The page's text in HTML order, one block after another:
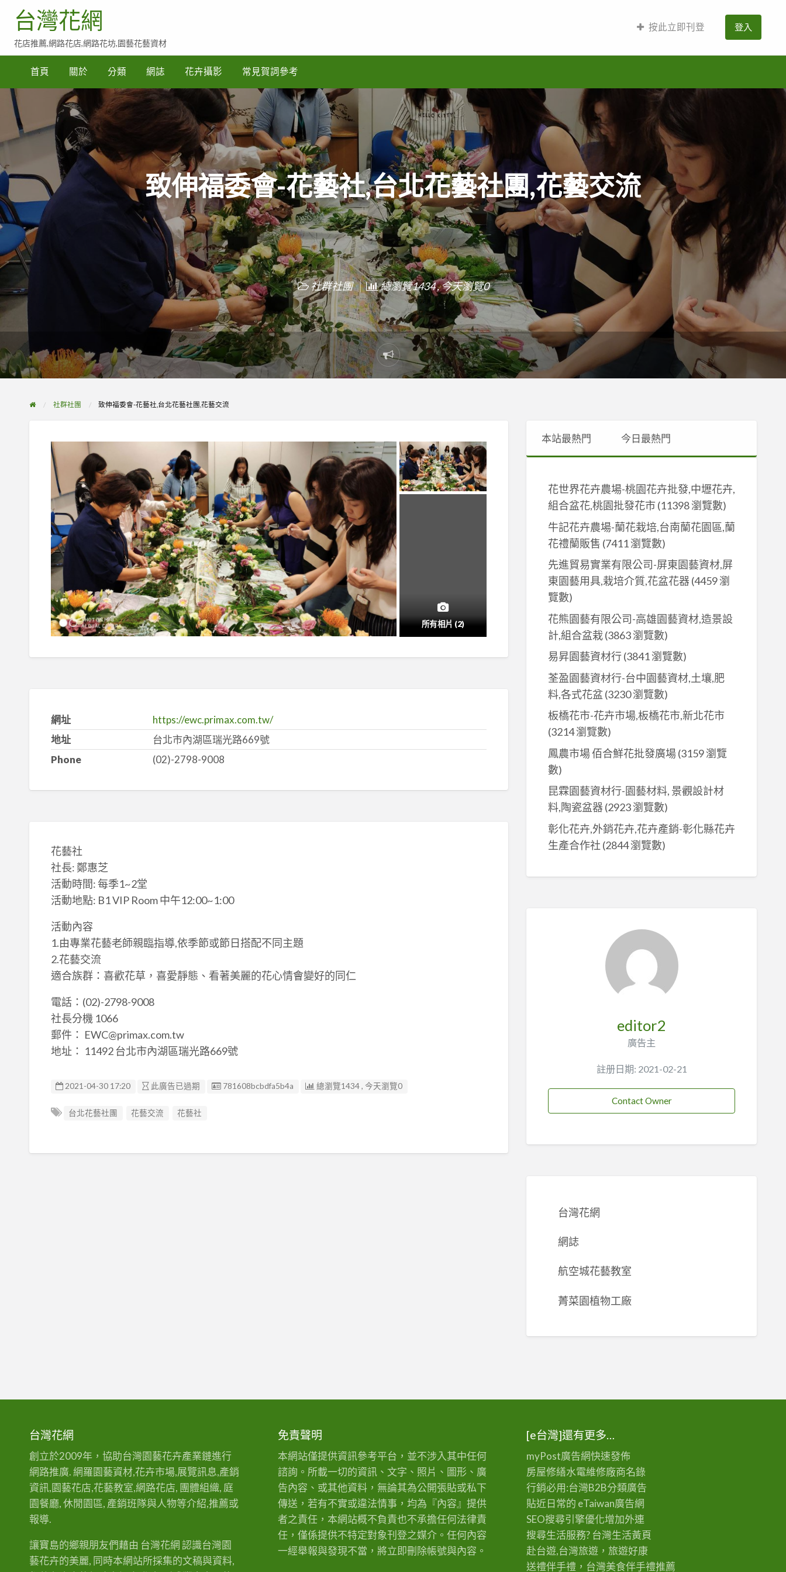
常
詞
參
考
台灣花網
花店推薦,網路花店,網路花坊,園藝花藝資材
按此立即刊登 登入
首頁 關於 分類 網誌 花卉攝影 常見賀詞參考
致伸福委會-花藝社,台北花藝社團,花藝交流
社群社團 總瀏覽1434 , 今天瀏覽0
Report
problem
社群社團 致伸福委會-花藝社,台北花藝社團,花藝交流
所有相片 (2)
網址
https://ewc.primax.com.tw/
地址
台北市內湖區瑞光路669號
Phone
(02)-2798-9008
花藝社
社長: 鄭惠芝
活動時間: 每季1~2堂
活動地點: B1 VIP Room 中午12:00~1:00
活動內容
1.由專業花藝老師親臨指導,依季節或節日搭配不同主題
2.花藝交流
適合族群：喜歡花草，喜愛靜態、看著美麗的花心情會變好的同仁
電話：(02)-2798-9008
社長分機 1066
郵件： EWC@primax.com.tw
地址： 11492 台北市內湖區瑞光路669號
2021-04-30 17:20 此廣告已過期 廣告编號
781608bcbdfa5b4a 總瀏覽1434 , 今天瀏覽0
台北花藝社團 花藝交流 花藝社
本站最熱門 今日最熱門
花世界花卉農場-桃園花卉批發,中壢花卉,
組合盆花,桃園批發花市(11398 瀏覽數)
牛記花卉農場-蘭花栽培,台南蘭花園區,蘭
花禮蘭販售 (7411 瀏覽數)
先進貿易實業有限公司-屏東園藝資材,屏
東園藝用具,栽培介質,花盆花器 (4459 瀏
覽數)
花熊園藝有限公司-高雄園藝資材,造景設
計,組合盆栽(3863 瀏覽數)
易昇園藝資材行(3841 瀏覽數)
荃盈園藝資材行-台中園藝資材,土壤,肥
料,各式花盆 (3230 瀏覽數)
板橋花市-花卉市場,板橋花市,新北花市
(3214 瀏覽數)
鳳農市場 佰合鮮花批發廣場(3159 瀏覽
數)
昆霖園藝資材行-園藝材料, 景觀設計材
料,陶瓷盆器 (2923 瀏覽數)
彰化花卉,外銷花卉,花卉產銷-彰化縣花卉
生產合作社 (2844 瀏覽數)
editor2
廣告主
註册日期: 2021-02-21
Contact Owner
台灣花網
網誌
航空城花藝教室
菁菜園植物工廠
台灣花網
創立於2009年，協助台灣園藝花卉產業鏈進行
網路推廣. 網羅園藝資材,花卉市場,展覽訊息,產銷
資訊,園藝花店,花藝教室,網路花店, 團體組織, 庭
園餐廳, 休閒園區, 產銷班隊與人物等介紹,推薦或
報導.
讓寶島的鄉親朋友們藉由 台灣花網 認識台灣園
藝花卉的美麗, 同時本網站所採集的文稿與資料,
免責聲明
本網站僅提供資訊參考平台，並不涉入其中任何
諮詢。所載一切的資訊、文字、照片、圖形、廣
告內容、或其他資料，無論其為公開張貼或私下
傳送，若有不實或違法情事，均為『內容』提供
者之責任，本網站概不負責也不承擔任何法律責
任，僅係提供不特定對象刊登之媒介。任何內容
一經舉報與發現不當，將立即刪除帳號與內容。
[e台灣]還有更多…
myPost廣告網快速發佈
房屋修繕水電維修廠商名錄
行銷必用:台灣B2B分類廣告
貼近日常的 eTaiwan廣告網
SEO搜尋引擎優化增加外連
搜尋生活服務? 台灣生活黃頁
赴台遊,台灣旅遊 ，旅遊好康
送禮伴手禮，台灣美食伴手禮推薦